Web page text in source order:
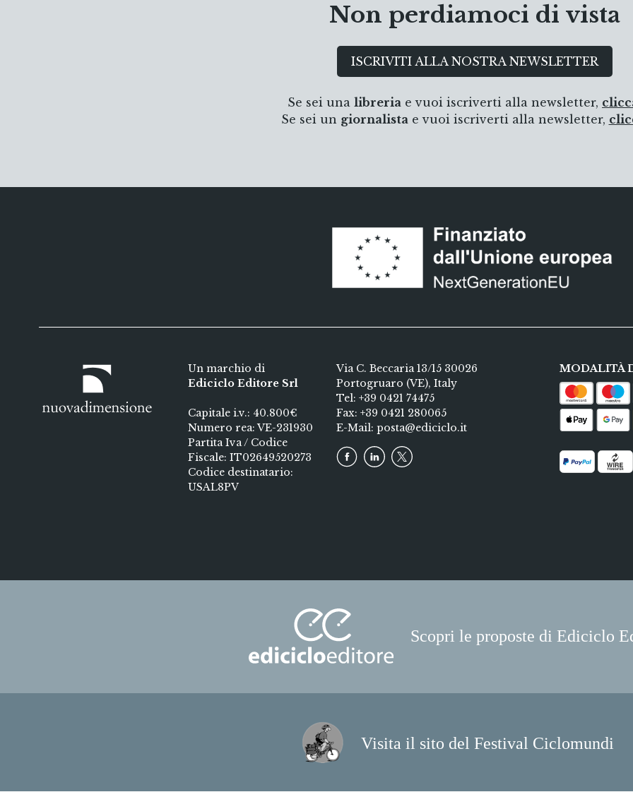
Non perdiamoci di vista
ISCRIVITI ALLA NOSTRA NEWSLETTER
Se sei una libreria e vuoi iscriverti alla newsletter,
Se sei un giornalistae vuoi iscriverti alla newsletter,
Un marchio di
Ediciclo Editore Srl
Capitale i.v.: 40.800€
Numero rea: VE-231930
Partita Iva / Codice
Fiscale: IT02649520273
Codice destinatario:
USAL8PV
Via C. Beccaria 13/15 30026
Portogruaro (VE), Italy
Tel:+39 0421 74475
Fax: +39 0421 280065
E-Mail:posta@ediciclo.it
MODALITÀ